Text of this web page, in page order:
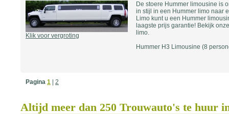
Klik voor vergroting
De stoere Hummer limousine is
in stijl in een Hummer limo naar
Limo kunt u een Hummer
laagste prijs garantie! Bekijk
limo.
Hummer H3 Limousine (8
Pagina 1 2
Altijd meer dan 250 Trouwauto's te huur